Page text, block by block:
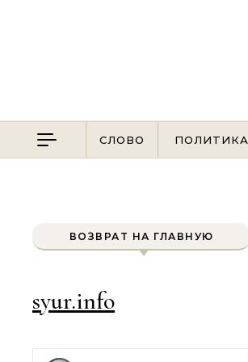
СЛОВО ПОЛИТИКА
ВОЗВРАТ НА ГЛАВНУЮ
syur.info